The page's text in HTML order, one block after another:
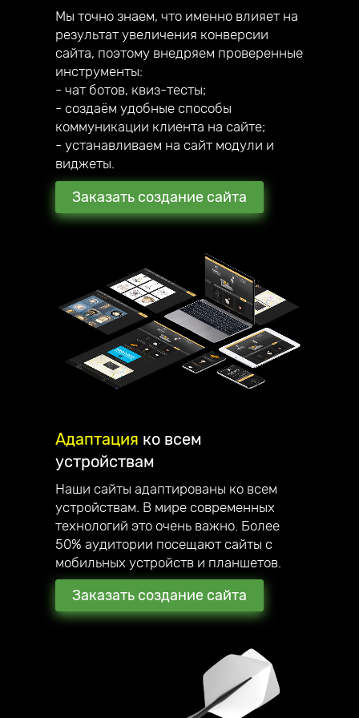
Мы точно знаем, что именно влияет на
результат увеличения конверсии
сайта, поэтому внедряем проверенные
инструменты:
- чат ботов, квиз-тесты;
- создаём удобные способы
коммуникации клиента на сайте;
- устанавливаем на сайт модули и
виджеты.
Заказать создание сайта
Адаптация ко всем
устройствам
Наши сайты адаптированы ко всем
устройствам. В мире современных
технологий это очень важно. Более
50% аудитории посещают сайты с
мобильных устройств и планшетов.
Заказать создание сайта